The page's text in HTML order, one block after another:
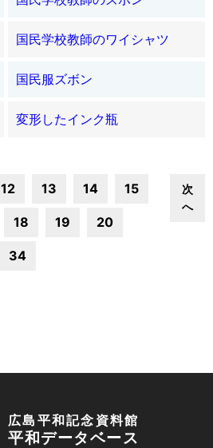
国民学校教師のワイシャツ
国民服ズボン
変形したインク瓶
12 13 14 15
18 19 20
34
次
へ
広島平和記念資料館
平和データベース